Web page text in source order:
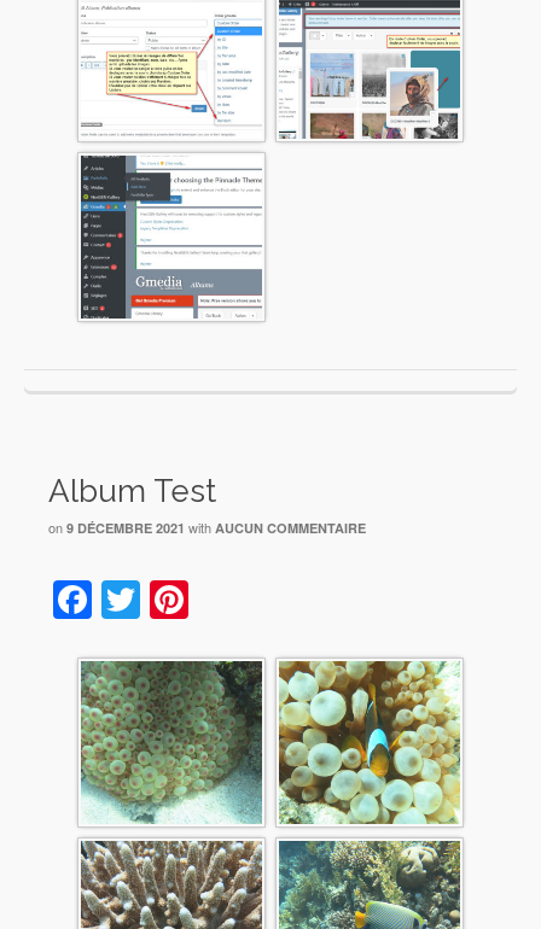
Album Test
on 9 DÉCEMBRE 2021 with AUCUN COMMENTAIRE
Facebook
Twitter